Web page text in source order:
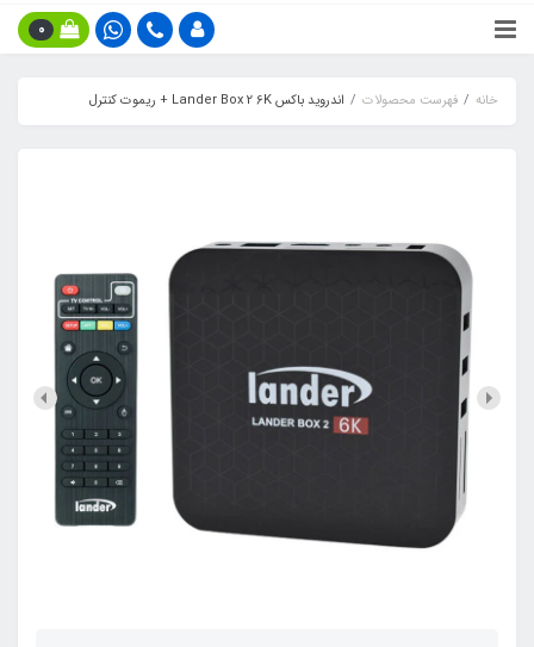
0
خانه فهرست محصولات اندروید باکس Lander Box 2 6K + ریموت کنترل